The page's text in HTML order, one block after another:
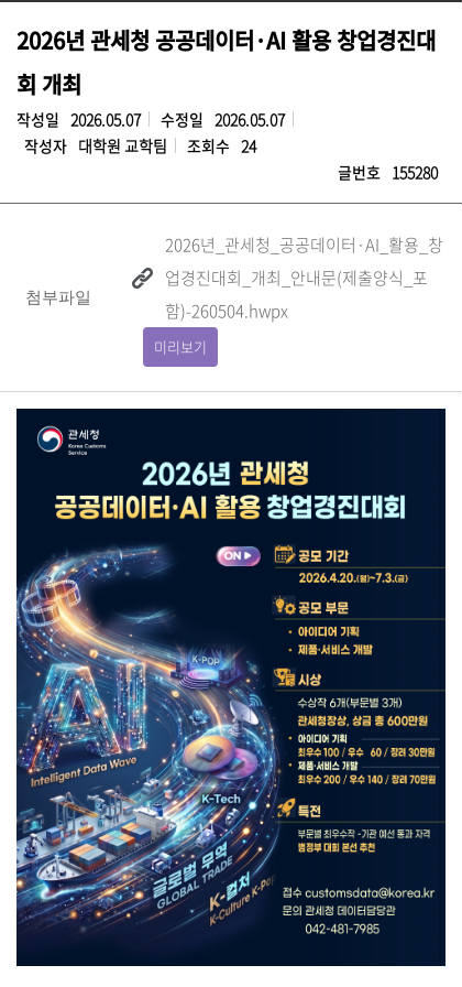
2026년 관세청 공공데이터·AI 활용 창업경진대
회 개최
작성일 2026.05.07 수정일 2026.05.07
작성자 대학원 교학팀 조회수 24
글번호 155280
첨부파일
2026년_관세청_공공데이터·AI_활용_창
업경진대회_개최_안내문(제출양식_포
함)-260504.hwpx
미리보기